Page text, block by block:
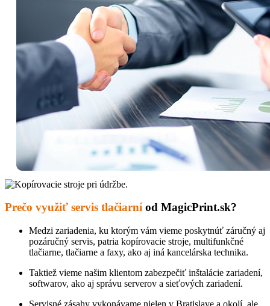
Prečo využiť servis tlačiarníod MagicPrint.sk?
Medzi zariadenia, ku ktorým vám vieme poskytnúť záručný aj
pozáručný servis, patria kopírovacie stroje, multifunkčné
tlačiarne, tlačiarne a faxy, ako aj iná kancelárska technika.
Taktiež vieme našim klientom zabezpečiť inštalácie zariadení,
softwarov, ako aj správu serverov a sieťových zariadení.